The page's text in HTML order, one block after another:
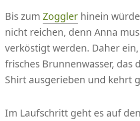
Bis zum Zoggler hinein
nicht reichen, denn Anna
verköstigt werden. Daher ein,
frisches Brunnenwasser, das
Shirt ausgerieben und kehrt
Im Laufschritt geht es auf